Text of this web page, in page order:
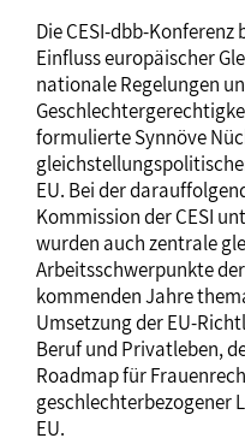
Die CESI-dbb-
Einfluss europäischer
nationale Regelungen
formulierte Synnöve
EU. Bei der
Kommission der CESI
wurden auch zentrale
Arbeitsschwerpunkte
kommenden Jahre
Umsetzung der EU-
Beruf und Privatleben,
Roadmap für
geschlechterbezogener
EU.